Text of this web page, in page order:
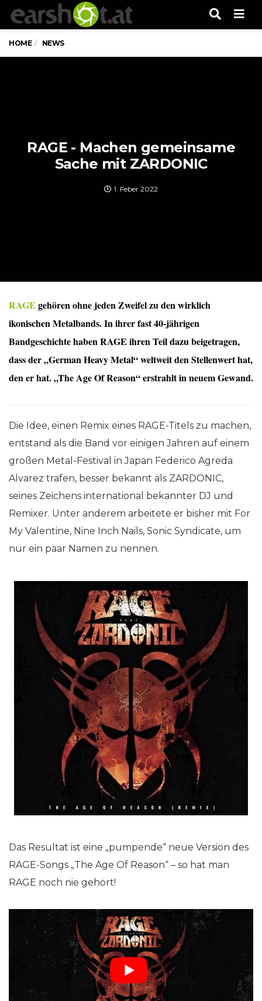
HOME NEWS
RAGE - Machen gemeinsame
Sache mit ZARDONIC
1. Feber 2022
RAGE gehören ohne jeden Zweifel zu den wirklich
ikonischen Metalbands. In ihrer fast 40-jährigen
Bandgeschichte haben RAGE ihren Teil dazu beigetragen,
dass der „German Heavy Metal“ weltweit den Stellenwert hat,
den er hat. „The Age Of Reason“ erstrahlt in neuem Gewand.
Die Idee, einen Remix eines RAGE-Titels zu machen,
entstand als die Band vor einigen Jahren auf einem
großen Metal-Festival in Japan Federico Agreda
Alvarez trafen, besser bekannt als ZARDONIC,
seines Zeichens international bekannter DJ und
Remixer. Unter anderem arbeitete er bisher mit For
My Valentine, Nine Inch Nails, Sonic Syndicate, um
nur ein paar Namen zu nennen.
Das Resultat ist eine „pumpende“ neue Version des
RAGE-Songs „The Age Of Reason“ – so hat man
RAGE noch nie gehört!